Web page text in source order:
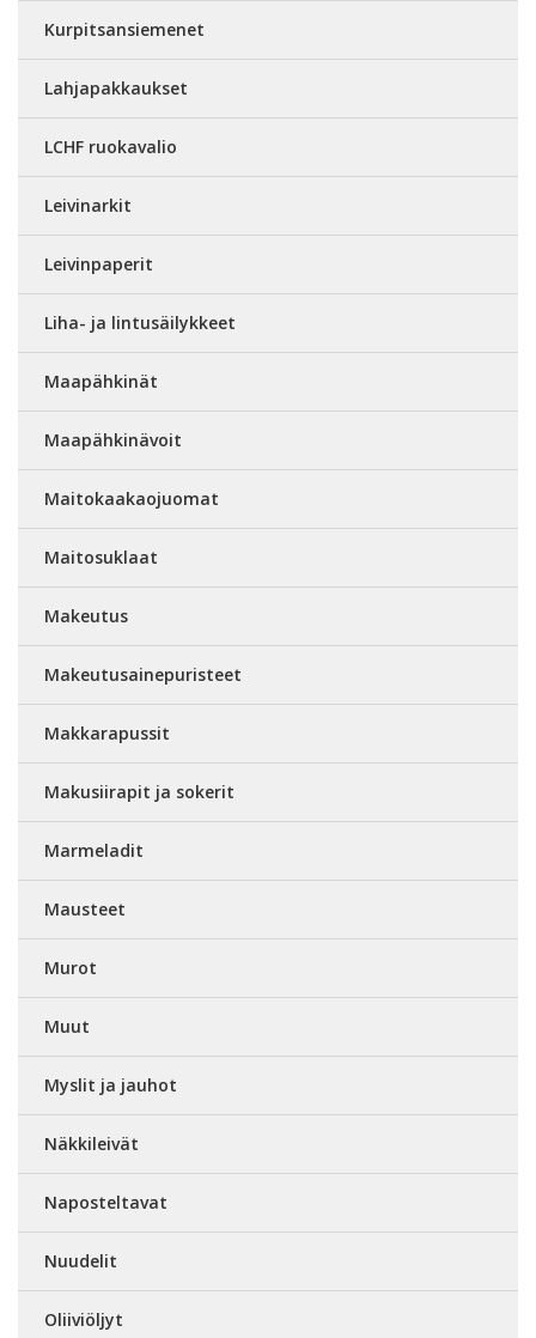
Kurpitsansiemenet
Lahjapakkaukset
LCHF ruokavalio
Leivinarkit
Leivinpaperit
Liha- ja lintusäilykkeet
Maapähkinät
Maapähkinävoit
Maitokaakaojuomat
Maitosuklaat
Makeutus
Makeutusainepuristeet
Makkarapussit
Makusiirapit ja sokerit
Marmeladit
Mausteet
Murot
Muut
Myslit ja jauhot
Näkkileivät
Naposteltavat
Nuudelit
Oliiviöljyt